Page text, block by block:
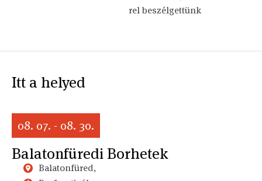
rel beszélgettünk
Itt a helyed
08. 07. - 08. 30.
Balatonfüredi Borhetek
Balatonfüred,